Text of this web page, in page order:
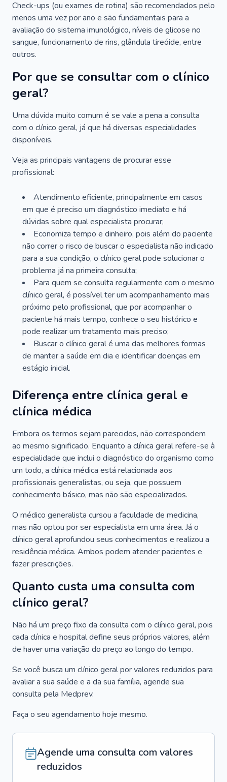
Check-ups (ou exames de rotina) são recomendados pelo
menos uma vez por ano e são fundamentais para a
avaliação do sistema imunológico, níveis de glicose no
sangue, funcionamento de rins, glândula tireóide, entre
outros.
Por que se consultar com o clínico
geral?
Uma dúvida muito comum é se vale a pena a consulta
com o clínico geral, já que há diversas especialidades
disponíveis.
Veja as principais vantagens de procurar esse
profissional:
Atendimento eficiente, principalmente em casos
em que é preciso um diagnóstico imediato e há
dúvidas sobre qual especialista procurar;
Economiza tempo e dinheiro, pois além do paciente
não correr o risco de buscar o especialista não indicado
para a sua condição, o clínico geral pode solucionar o
problema já na primeira consulta;
Para quem se consulta regularmente com o mesmo
clínico geral, é possível ter um acompanhamento mais
próximo pelo profissional, que por acompanhar o
paciente há mais tempo, conhece o seu histórico e
pode realizar um tratamento mais preciso;
Buscar o clínico geral é uma das melhores formas
de manter a saúde em dia e identificar doenças em
estágio inicial.
Diferença entre clínica geral e
clínica médica
Embora os termos sejam parecidos, não correspondem
ao mesmo significado. Enquanto a clínica geral refere-se à
especialidade que inclui o diagnóstico do organismo como
um todo, a clínica médica está relacionada aos
profissionais generalistas, ou seja, que possuem
conhecimento básico, mas não são especializados.
O médico generalista cursou a faculdade de medicina,
mas não optou por ser especialista em uma área. Já o
clínico geral aprofundou seus conhecimentos e realizou a
residência médica. Ambos podem atender pacientes e
fazer prescrições.
Quanto custa uma consulta com
clínico geral?
Não há um preço fixo da consulta com o clínico geral, pois
cada clínica e hospital define seus próprios valores, além
de haver uma variação do preço ao longo do tempo.
Se você busca um clínico geral por valores reduzidos para
avaliar a sua saúde e a da sua família, agende sua
consulta pela Medprev.
Faça o seu agendamento hoje mesmo.
Agende uma consulta com valores
reduzidos